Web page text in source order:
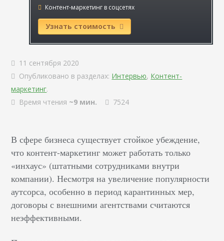
Контент-маркетинг в соцсетях
Узнать стоимость
11 сентября 2020
Опубликовано в разделах: Интервью, Контент-
маркетинг.
Время чтения ~9 мин. 7524
В сфере бизнеса существует стойкое убеждение,
что контент-маркетинг может работать только
«инхаус» (штатными сотрудниками внутри
компании). Несмотря на увеличение популярности
аутсорса, особенно в период карантинных мер,
договоры с внешними агентствами считаются
неэффективными.